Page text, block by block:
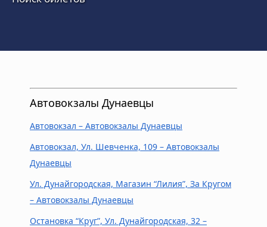
Автовокзалы Дунаевцы
Автовокзал – Автовокзалы Дунаевцы
Автовокзал, Ул. Шевченка, 109 – Автовокзалы
Дунаевцы
Ул. Дунайгородская, Магазин “Лилия”, За Кругом
– Автовокзалы Дунаевцы
Остановка “Круг”, Ул. Дунайгородская, 32 –